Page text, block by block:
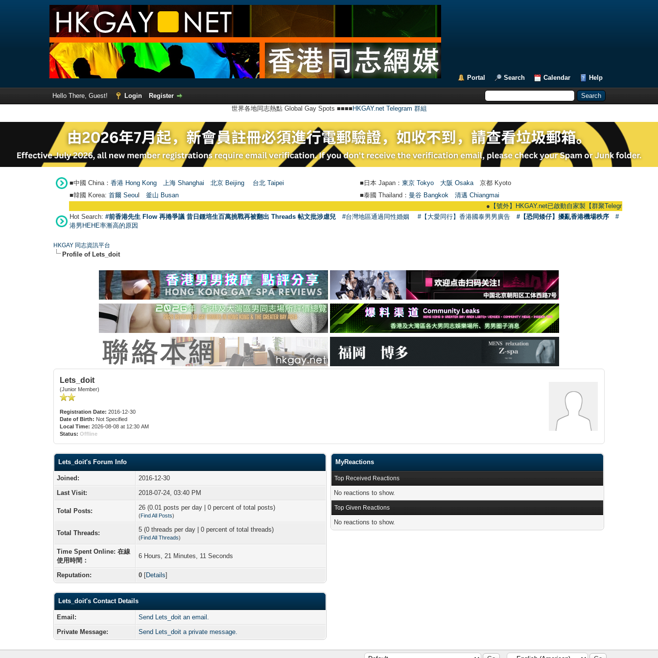
Portal Search Calendar Help
Hello There, Guest! Login
Register
世界各地同志熱點 Global Gay Spots ■■■■ HKGAY.net Telegram 群組
■中國 China： 香港 Hong Kong 上海 Shanghai 北京 Beijing 台北 Taipei ■日本 Japan： 東京 Tokyo 大阪 Osaka 京都 Kyoto
■韓國 Korea: 首爾 Seou 釜山 Busan ■泰國 Thailand： 曼谷 Bangkok
清邁 Chiangmai
【號外】HKGAY.net已啟動自家製【群聚Telegram群組】
Hot Search: #前香港先生 Flow 再捲爭議 昔日鍾培生百萬挑戰再被翻出 Threads 帖文批涉虐兒 #台灣地區通過同性婚姻 #【大愛同行】香港國泰男男廣告 #【恐同矮仔】擾亂香港機場秩序
#
港男HEHE率漸高的原因
HKGAY 同志資訊平台
Profile of Lets_doit
Lets_doit
(Junior Member)
Registration Date: 2016-12-30
Date of Birth: Not Specified
Local Time: 2026-08-08 at 12:30 AM
Status: Offline
Lets_doit's Forum Info
Joined:
2016-12-30
Last Visit:
2018-07-24, 03:40 PM
Total Posts: 26 (0.01 posts per day | 0 percent of total posts)
(Find All Posts)
Total Threads: 5 (0 threads per day | 0 percent of total threads)
(Find All Threads)
Time Spent Online: 在線
使用時間：
6 Hours, 21 Minutes, 11 Seconds
Reputation: 0 [Details]
Lets_doit's Contact Details
Email:
Send Lets_doit an email.
Private Message:
Send Lets_doit a private message.
MyReactions
Top Received Reactions
No reactions to show.
Top Given Reactions
No reactions to show.